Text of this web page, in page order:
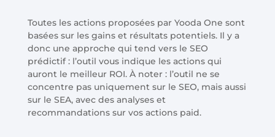
Toutes les actions proposées par Yooda One sont
basées sur les gains et résultats potentiels. Il y a
donc une approche qui tend vers le SEO
prédictif : l’outil vous indique les actions qui
auront le meilleur ROI. À noter : l’outil ne se
concentre pas uniquement sur le SEO, mais aussi
sur le SEA, avec des analyses et
recommandations sur vos actions paid.